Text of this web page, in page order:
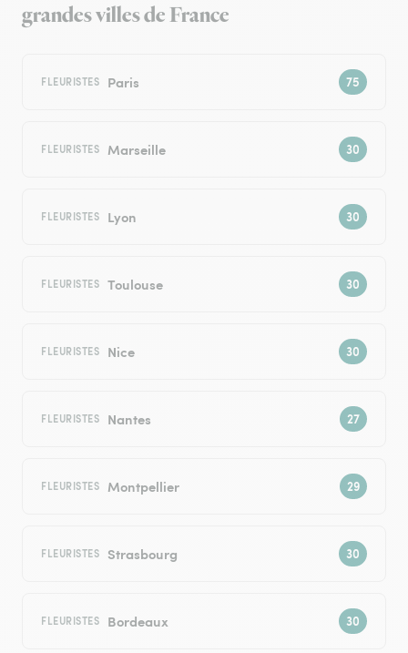
grandes villes de France
FLEURISTES Paris
FLEURISTES Marseille
FLEURISTES Lyon
FLEURISTES Toulouse
FLEURISTES Nice
FLEURISTES Nantes
FLEURISTES Montpellier
FLEURISTES Strasbourg
FLEURISTES Bordeaux